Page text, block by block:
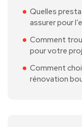
Quelles
assurer pour
Comment
pour votre
Comment
rénovation